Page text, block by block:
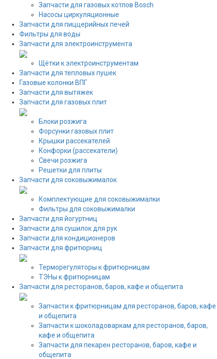
Запчасти для газовых котлов Bosch
Насосы циркуляционные
Запчасти для пиццерийных печей
Фильтры для воды
Запчасти для электроинструмента
Щётки к электроинструментам
Запчасти для тепловых пушек
Газовые колонки ВПГ
Запчасти для вытяжек
Запчасти для газовых плит
Блоки розжига
Форсунки газовых плит
Крышки рассекателей
Конфорки (рассекатели)
Свечи розжига
Решетки для плиты
Запчасти для соковыжималок
Комплектующие для соковыжималки
Фильтры для соковыжималки
Запчасти для йогуртниц
Запчасти для сушилок для рук
Запчасти для кондиционеров
Запчасти для фритюрниц
Терморегуляторы к фритюрницам
ТЭНы к фритюрницам
Запчасти для ресторанов, баров, кафе и общепита
Запчасти к фритюрницам для ресторанов, баров, кафе
и общепита
Запчасти к шоколадоваркам для ресторанов, баров,
кафе и общепита
Запчасти для пекарен ресторанов, баров, кафе и
общепита